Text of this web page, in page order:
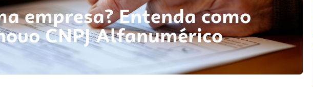
empresa? Entenda como
CNPJ Alfanumérico